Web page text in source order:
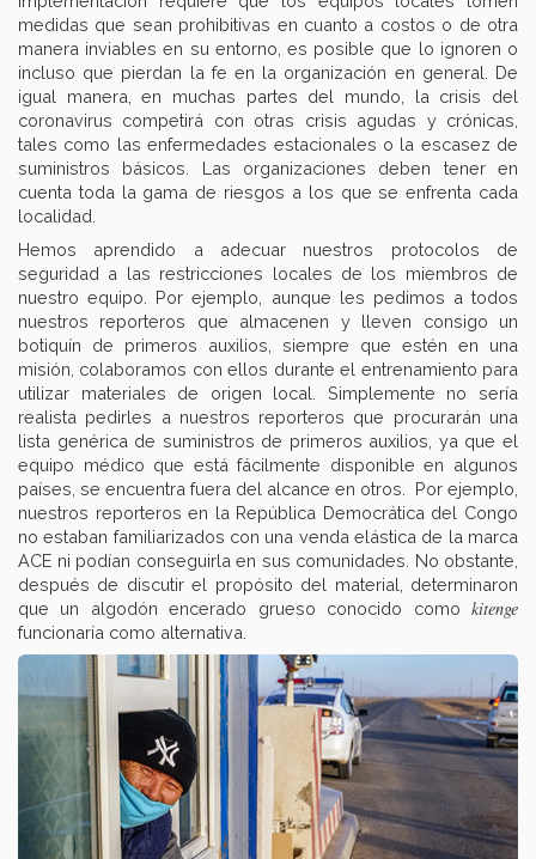
medidas que sean prohibitivas en cuanto a costos o de otra
manera inviables en su entorno, es posible que lo ignoren o
incluso que pierdan la fe en la organización en general. De
igual manera, en muchas partes del mundo, la crisis del
coronavirus competirá con otras crisis agudas y crónicas,
tales como las enfermedades estacionales o la escasez de
suministros básicos. Las organizaciones deben tener en
cuenta toda la gama de riesgos a los que se enfrenta cada
localidad.
Hemos aprendido a adecuar nuestros protocolos de
seguridad a las restricciones locales de los miembros de
nuestro equipo. Por ejemplo, aunque les pedimos a todos
nuestros reporteros que almacenen y lleven consigo un
botiquín de primeros auxilios, siempre que estén en una
misión, colaboramos con ellos durante el entrenamiento para
utilizar materiales de origen local. Simplemente no sería
realista pedirles a nuestros reporteros que procurarán una
lista genérica de suministros de primeros auxilios, ya que el
equipo médico que está fácilmente disponible en algunos
países, se encuentra fuera del alcance en otros. Por ejemplo,
nuestros reporteros en la República Democrática del Congo
no estaban familiarizados con una venda elástica de la marca
ACE ni podían conseguirla en sus comunidades. No obstante,
después de discutir el propósito del material, determinaron
que un algodón encerado grueso conocido como kitenge
funcionaría como alternativa.